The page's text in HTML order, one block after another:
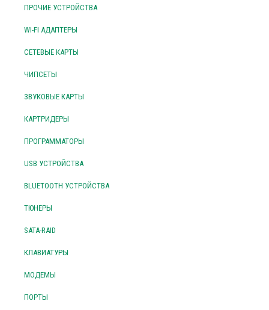
ПРОЧИЕ УСТРОЙСТВА
WI-FI АДАПТЕРЫ
СЕТЕВЫЕ КАРТЫ
ЧИПСЕТЫ
ЗВУКОВЫЕ КАРТЫ
КАРТРИДЕРЫ
ПРОГРАММАТОРЫ
USB УСТРОЙСТВА
BLUETOOTH УСТРОЙСТВА
ТЮНЕРЫ
SATA-RAID
КЛАВИАТУРЫ
МОДЕМЫ
ПОРТЫ